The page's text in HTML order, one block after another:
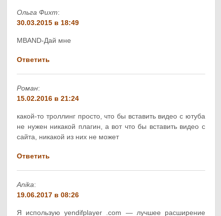
Ольга Фихт:
30.03.2015 в 18:49
MBAND-Дай мне
Ответить
Роман:
15.02.2016 в 21:24
какой-то троллинг просто, что бы вставить видео с ютуба
не нужен никакой плагин, а вот что бы вставить видео с
сайта, никакой из них не может
Ответить
Anika:
19.06.2017 в 08:26
Я использую yendifplayer .com — лучшее расширение